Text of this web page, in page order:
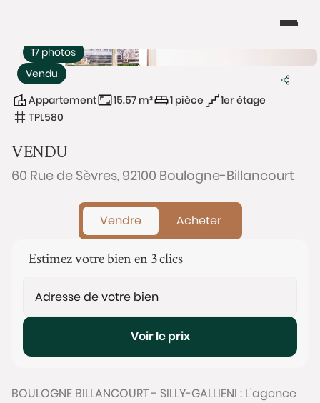
Vendu
17 photos
Appartement 15.57 m² 1 pièce
1er étage
TPL580
VENDU
60 Rue de Sèvres, 92100 Boulogne-Billancourt
Vendre Acheter
Estimez votre bien en 3 clics
Voir le prix
BOULOGNE BILLANCOURT - SILLY-GALLIENI : L'agence